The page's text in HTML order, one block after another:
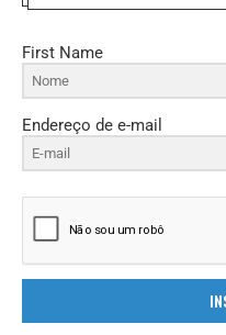
First Name
Endereço de e-mail